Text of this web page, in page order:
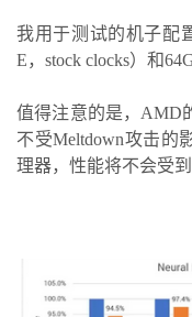
我用于测试的机子配
E，stock clocks）和
值得注意的是，AMD
不受Meltdown攻击
理器，性能将不会受到